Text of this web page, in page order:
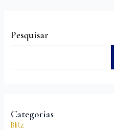
Pesquisar
Categorias
Blitz